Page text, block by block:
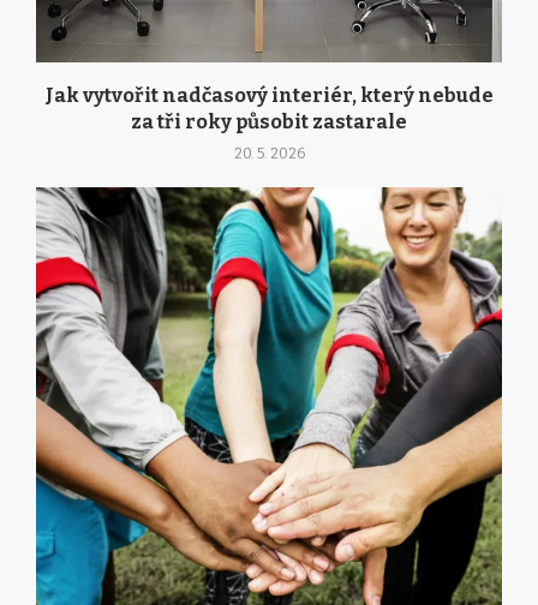
Jak vytvořit nadčasový interiér, který nebude
za tři roky působit zastarale
20. 5. 2026